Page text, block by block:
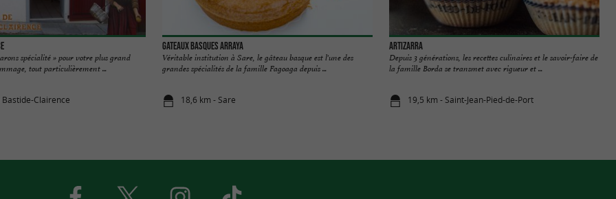
spécialité » pour votre plus grand
tout particulièrement ...
Bastide-Clairence
Gateaux Basques Arraya
Véritable institution à Sare, le gâteau basque est l'une des
grandes spécialités de la famille Fagoaga depuis ...
18,6 km - Sare
Artizarra
Depuis 3 générations, les recettes culinaires et le savoir-faire de
la famille Borda se transmet avec rigueur et ...
19,5 km - Saint-Jean-Pied-de-Port